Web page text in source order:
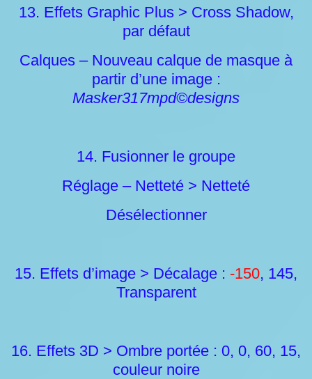
13. Effets Graphic Plus > Cross Shadow,
par défaut
Calques – Nouveau calque de masque à
partir d’une image :
Masker317mpd©designs
14. Fusionner le groupe
Réglage – Netteté > Netteté
Désélectionner
15. Effets d’image > Décalage : -150, 145,
Transparent
16. Effets 3D > Ombre portée : 0, 0, 60, 15,
couleur noire